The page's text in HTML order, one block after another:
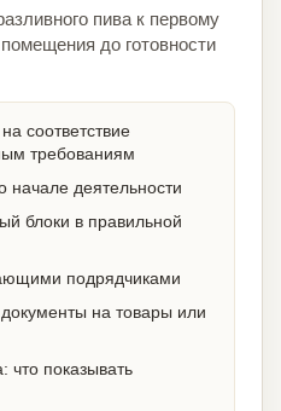
пива к первому
до готовности
соответствие
требованиям
начале деятельности
блоки в правильной
подрядчиками
на товары или
что показывать